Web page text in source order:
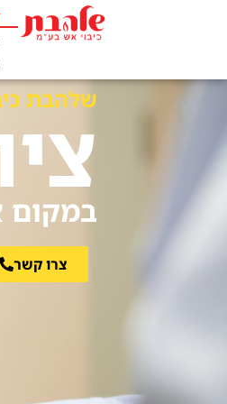
שלהבת
במקום
צרו קשר